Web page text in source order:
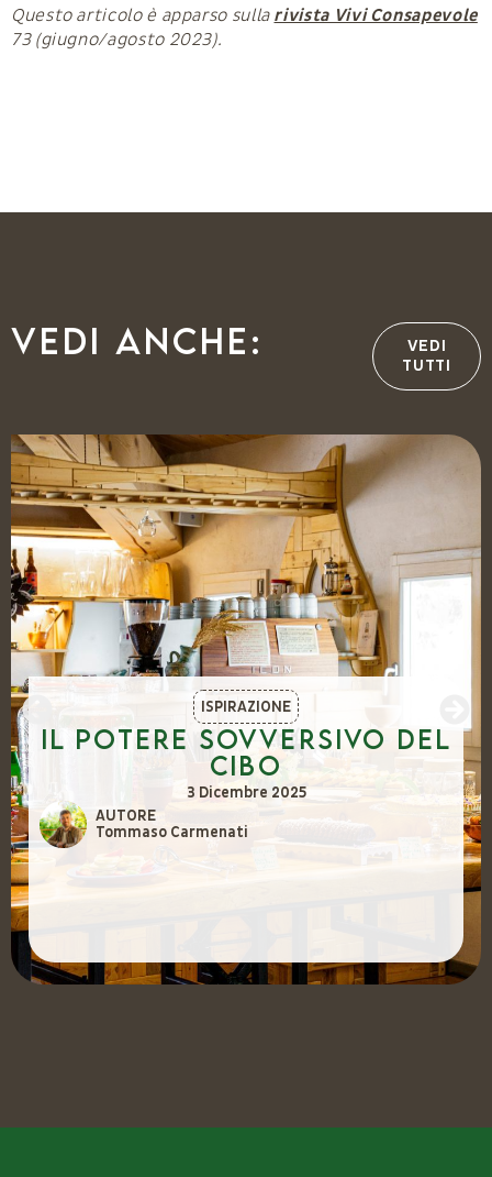
Questo articolo è apparso sulla rivista Vivi Consapevole
73 (giugno/agosto 2023).
Vedi anche:
VEDI
TUTTI
ISPIRAZIONE
Il potere sovversivo del
cibo
3 Dicembre 2025
AUTORE
Tommaso Carmenati